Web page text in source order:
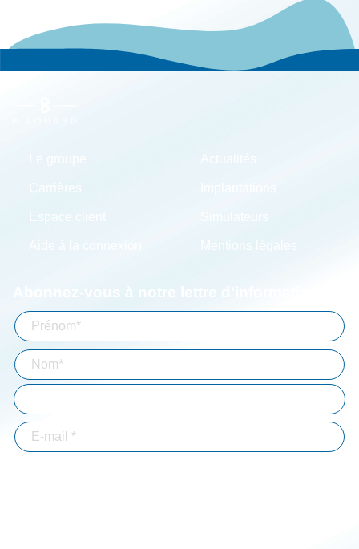
Carrières
Espace client
Mentions légales
Abonnez-vous à notre lettre d'information